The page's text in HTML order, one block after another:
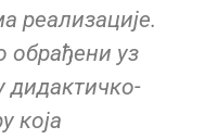
реализације.
обрађени уз
дидактичко-
која